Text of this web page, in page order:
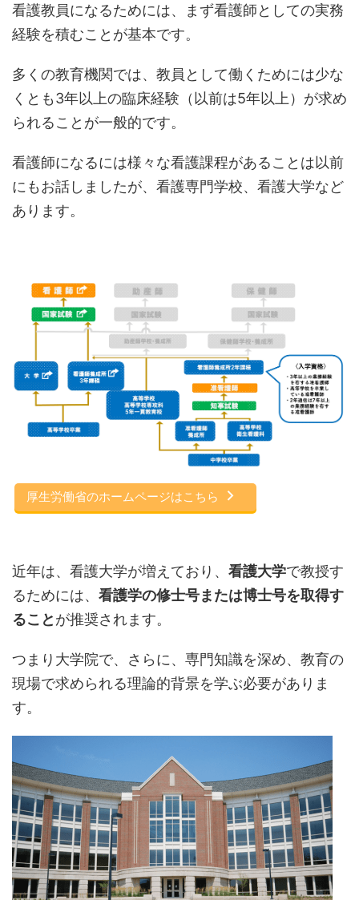
看護教員になるためには、まず看護師としての実務
経験を積むことが基本です。
多くの教育機関では、教員として働くためには少な
くとも3年以上の臨床経験（以前は5年以上）が求め
られることが一般的です。
看護師になるには様々な看護課程があることは以前
にもお話しましたが、看護専門学校、看護大学など
あります。
厚生労働省のホームページはこちら
近年は、看護大学が増えており、 看護大学で教授す
るためには、 看護学の修士号または博士号を取得す
ることが推奨されます。
つまり大学院で、さらに、専門知識を深め、教育の
現場で求められる理論的背景を学ぶ必要がありま
す。